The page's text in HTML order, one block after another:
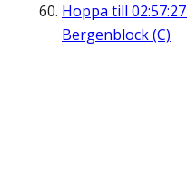
Hoppa till 02:57:27
Bergenblock (C)